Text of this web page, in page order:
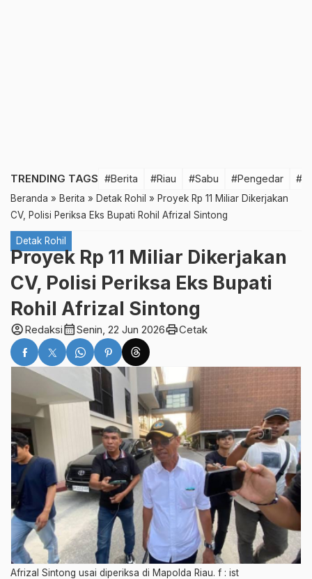
TRENDING TAGS #Berita #Riau #Sabu #Pengedar
Beranda » Berita » Detak Rohil » Proyek Rp 11 Miliar Dikerjakan
CV, Polisi Periksa Eks Bupati Rohil Afrizal Sintong
Detak Rohil
Proyek Rp 11 Miliar Dikerjakan
CV, Polisi Periksa Eks Bupati
Rohil Afrizal Sintong
account_circleRedaksicalendar_monthSenin, 22 Jun 2026printCetak
Afrizal Sintong usai diperiksa di Mapolda Riau. f : ist